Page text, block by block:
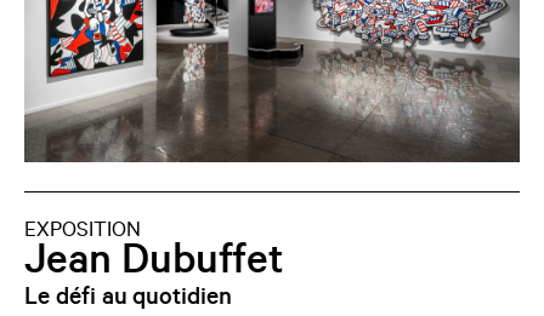
EXPOSITION
Jean Dubuffet
Le défi au quotidien